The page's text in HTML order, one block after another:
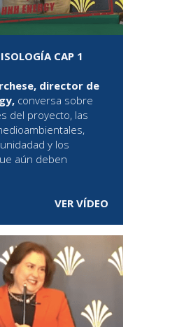
CAP 1
director de
conversa sobre
del proyecto, las
y los
aún deben
VER VÍDEO